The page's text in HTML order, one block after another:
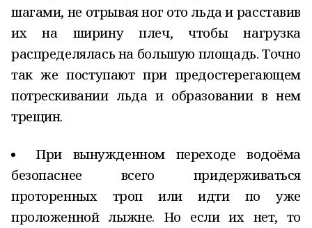
шагами, не отрывая ног ото льда и расставив
их на ширину плеч, чтобы нагрузка
распределялась на большую площадь. Точно
так же поступают при предостерегающем
потрескивании льда и образовании в нем
трещин.
При вынужденном переходе водоёма
безопаснее всего придерживаться
проторенных троп или идти по уже
проложенной лыжне. Но если их нет, то